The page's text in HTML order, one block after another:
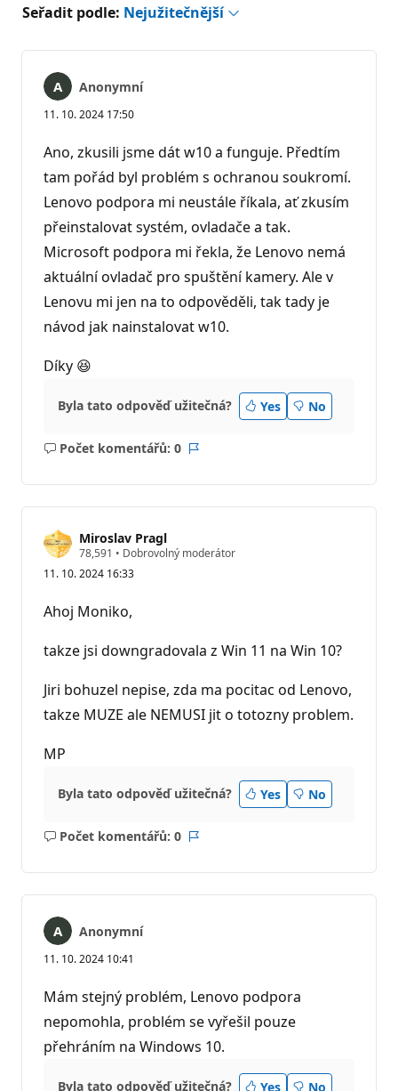
Seřadit podle: Nejužitečnější
Anonymní
11. 10. 2024 17:50
Ano, zkusili jsme dát w10 a funguje. Předtím
tam pořád byl problém s ochranou soukromí.
Lenovo podpora mi neustále říkala, ať zkusím
přeinstalovat systém, ovladače a tak.
Microsoft podpora mi řekla, že Lenovo nemá
aktuální ovladač pro spuštění kamery. Ale v
Lenovu mi jen na to odpověděli, tak tady je
návod jak nainstalovat w10.
Díky 😆
Byla tato odpověď užitečná? Yes No
Počet komentářů: 0
Žádné
Miroslav Pragl
78,591 R
p
t
a
n
í
o
d
y
• Dobrovolný moderátor
11. 10. 2024 16:33
Ahoj Moniko,
takze jsi downgradovala z Win 11 na Win 10?
Jiri bohuzel nepise, zda ma pocitac od Lenovo,
takze MUZE ale NEMUSI jit o totozny problem.
MP
Byla tato odpověď užitečná? Yes No
Počet komentářů: 0
Žádné
Anonymní
11. 10. 2024 10:41
Mám stejný problém, Lenovo podpora
nepomohla, problém se vyřešil pouze
přehráním na Windows 10.
Byla tato odpověď užitečná? Yes No